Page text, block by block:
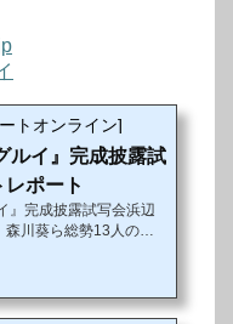
トオンライン]
ルイ』完成披露試
ポート
』完成披露試写会浜辺
森川葵ら総勢13人のキ
・エニックス刊）で好